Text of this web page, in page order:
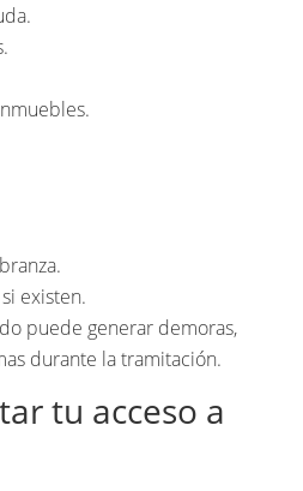
existen.
puede generar demoras,
durante la tramitación.
tu acceso a